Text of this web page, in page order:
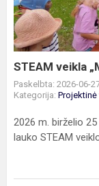
prieš
vėją“
STEAM veikla
Paskelbta: 2026-06-
Kategorija: Projektinė
2026 m. birželio
lauko STEAM